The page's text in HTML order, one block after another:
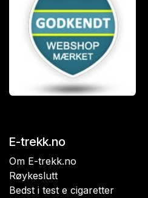
E-trekk.no
Om E-trekk.no
Røykeslutt
Bedst i test e cigaretter